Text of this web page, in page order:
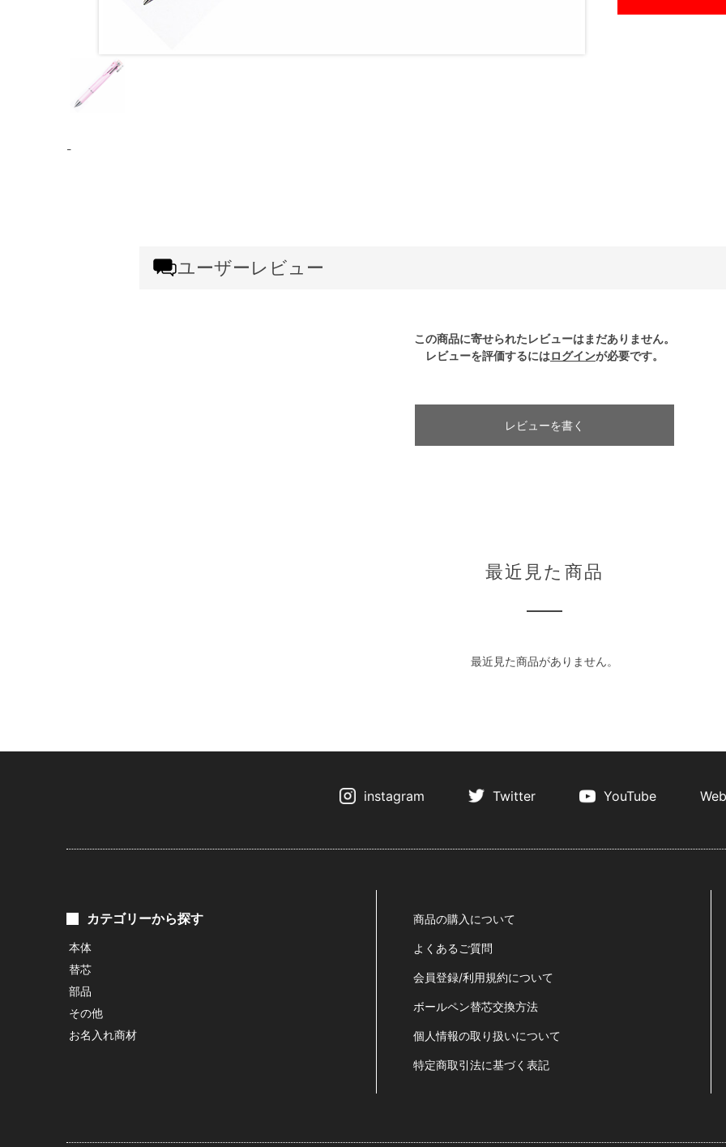
-
ユーザーレビュー
この商品に寄せられたレビューはまだありません。
レビューを評価するにはログインが必要です。
レビューを書く
最近見た商品
最近見た商品がありません。
instagram Twitter YouTube
カテゴリーから探す
本体
替芯
部品
その他
お名入れ商材
商品の購入について
よくあるご質問
会員登録/利用規約について
ボールペン替芯交換方法
個人情報の取り扱いについて
特定商取引法に基づく表記